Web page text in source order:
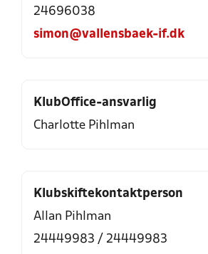
24696038
simon@vallensbaek-if.dk
KlubOffice-ansvarlig
Charlotte Pihlman
Klubskiftekontaktperson
Allan Pihlman
24449983 / 24449983